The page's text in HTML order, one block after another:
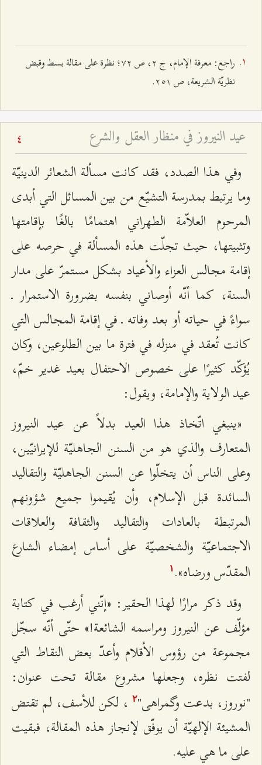
راجع: معرفة الإمام، ج ٢، ص ۷٢؛ نظرة على مقالة بسط وقبض
نظريّة الشريعة، ص ٢٥۱.
عيد النيروز في منظار العقل والشرع 4
وفي هذا الصدد، فقد كانت مسألة الشعائر الدينيّة
وما يرتبط بمدرسة التشيّع من بين المسائل التي أبدى
المرحوم العلاّمة الطهراني اهتمامًا بالغًا بإقامتها
وتثبيتها، حيث تجلّت هذه المسألة في حرصه على
إقامة مجالس العزاء والأعياد بشكل مستمرّ على مدار
السنة، كما أنّه أوصاني بنفسه بضرورة الاستمرار ـ
سواءً في حياته أو بعد وفاته ـ في إقامة المجالس التي
كانت تُعقد في منزله في فترة ما بين الطلوعين، وكان
يُؤكّد كثيرًا على خصوص الاحتفال بعيد غدير خمّ،
عيد الولاية والإمامة، ويقول:
«ينبغي اتّخاذ هذا العيد بدلاً عن عيد النيروز
المتعارف والذي هو من السنن الجاهليّة للإيرانيّين،
وعلى الناس أن يتخلّوا عن السنن الجاهليّة والتقاليد
السائدة قبل الإسلام، وأن يُقيموا جميع شؤونهم
المرتبطة بالعادات والتقاليد والثقافة والعلاقات
الاجتماعيّة والشخصيّة على أساس إمضاء الشارع
المقدّس ورضاه». ۱
وقد ذكر مرارًا لهذا الحقير: «إنّني أرغب في كتابة
مؤلّف عن النيروز ومراسمه الشائعة!» حتّى أنّه سجّل
مجموعة من رؤوس الأقلام وأعدّ بعض النقاط التي
لفتت نظره، وجعلها مشروع مقالة تحت عنوان:
"نوروز، بدعت وگمراهى"٢، لكن للأسف، لم تقتض
المشيئة الإلهيّة أن يوفّق لإنجاز هذه المقالة، فبقيت
على ما هي عليه.